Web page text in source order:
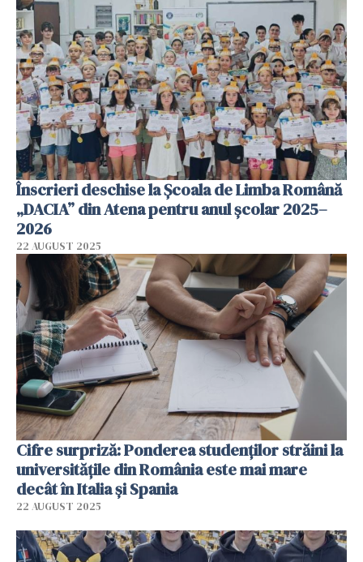
Înscrieri deschise la Școala de Limba Română
„DACIA” din Atena pentru anul școlar 2025–
2026
22 AUGUST 2025
Cifre surpriză: Ponderea studenţilor străini la
universităţile din România este mai mare
decât în Italia şi Spania
22 AUGUST 2025